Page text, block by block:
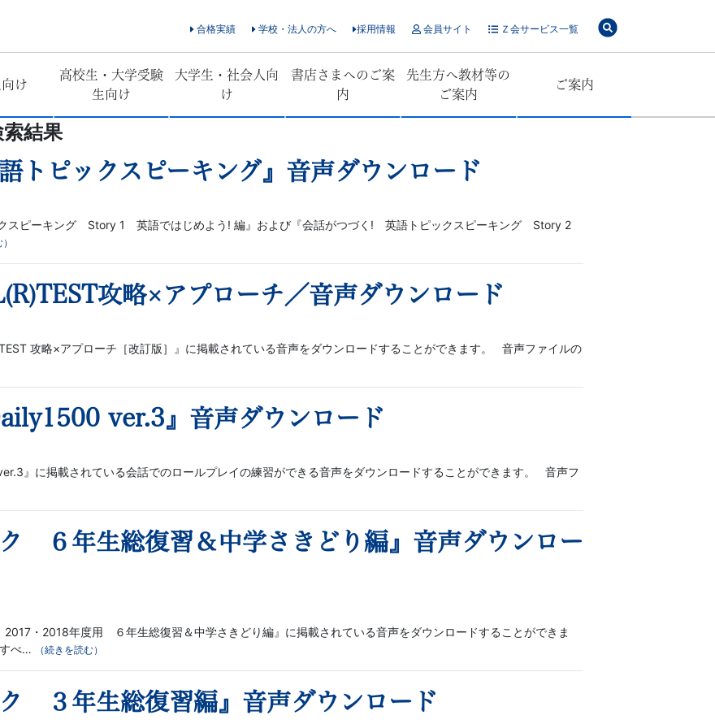
合格実績 学校・法人の方へ 採用情報 会員サイト Ｚ会サービス一覧
け
高校生・大学受験
生向け
大学生・社会人向
け
書店さまへのご案
内
先生方へ教材等の
ご案内
ご案内
索結果
トピックスピーキング』音声ダウンロード
スピーキング Story 1 英語ではじめよう! 編』および『会話がつづく! 英語トピックスピーキング Story 2
攻略×アプローチ／音声ダウンロード
攻略×アプローチ［改訂版］』に掲載されている音声をダウンロードすることができます。 音声ファイルの
ver.3』音声ダウンロード
』に掲載されている会話でのロールプレイの練習ができる音声をダウンロードすることができます。 音声フ
ク ６年生総復習＆中学さきどり編』音声ダウンロー
・2018年度用 ６年生総復習＆中学さきどり編』に掲載されている音声をダウンロードすることができま
べ…
（続きを読む）
ク ３年生総復習編』音声ダウンロード